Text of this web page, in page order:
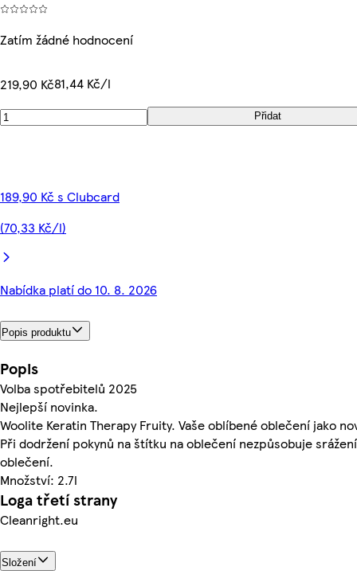
Zatím žádné hodnocení
219,90 Kč81,44 Kč/l
Přidat
189,90 Kč s Clubcard
(70,33 Kč/l)
Nabídka platí do 10. 8. 2026
Popis produktu
Popis
Volba spotřebitelů 2025
Nejlepší novinka.
Woolite Keratin Therapy Fruity. Vaše oblíbené oblečení jako
Při dodržení pokynů na štítku na oblečení nezpůsobuje
oblečení.
Množství: 2.7l
Loga třetí strany
Cleanright.eu
Složení